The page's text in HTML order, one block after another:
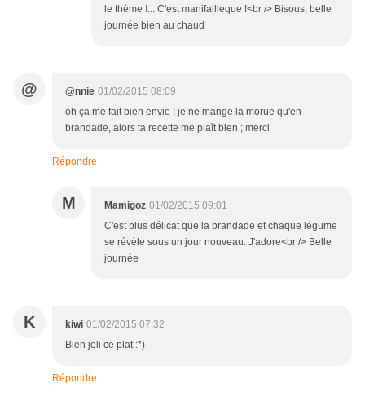
le thème !... C'est manifailleque !<br /> Bisous, belle
journée bien au chaud
@ @nnie 01/02/2015 08:09
oh ça me fait bien envie ! je ne mange la morue qu'en
brandade, alors ta recette me plaît bien ; merci
Répondre
M Mamigoz 01/02/2015 09:01
C'est plus délicat que la brandade et chaque légume
se révèle sous un jour nouveau. J'adore<br /> Belle
journée
K kiwi 01/02/2015 07:32
Bien joli ce plat :*)
Répondre